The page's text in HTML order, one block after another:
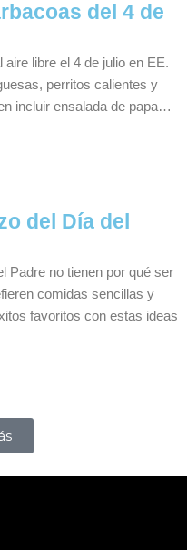
del 4 de
aire libre el 4 de julio en EE.
perritos calientes y
incluir ensalada de papa…
del Día del
Padre no tienen por qué ser
comidas sencillas y
favoritos con estas ideas